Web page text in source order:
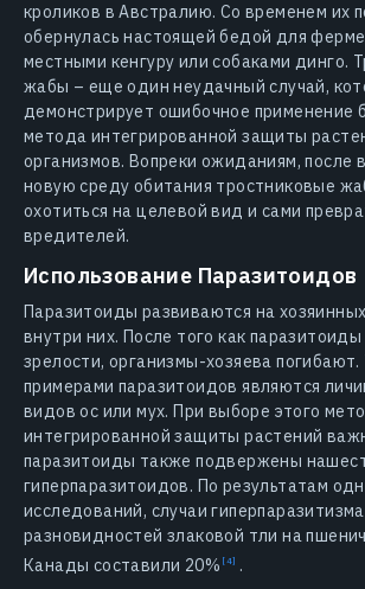
кроликов в Австралию. Со временем их
обернулась настоящей бедой для
местными кенгуру или собаками динго.
жабы – еще один неудачный случай,
демонстрирует ошибочное применение
метода интегрированной защиты
организмов. Вопреки ожиданиям, после
новую среду обитания тростниковые
охотиться на целевой вид и сами
вредителей.
Использование Паразитоидов
Паразитоиды развиваются на
внутри них. После того как
зрелости, организмы-хозяева
примерами паразитоидов являются
видов ос или мух. При выборе этого
интегрированной защиты растений
паразитоиды также подвержены
гиперпаразитоидов. По результатам
исследований, случаи
разновидностей злаковой тли на
Канады составили 20%
.